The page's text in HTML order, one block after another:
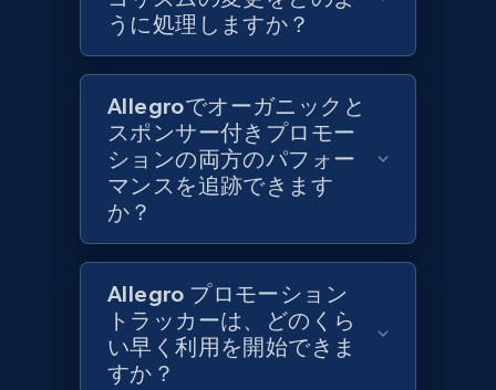
Best Buy products
URL, Product id, Title, Images, Final price,
Currency, Discount, Initial price, and more.
1.1K+ 149+ 今すぐ始める
Best Buy products - Collect data on
products using specified keywords
URL, Product id, Title, Images, Final price,
Currency, Discount, Initial price, and more.
うに処理しますか？
Allegroでオーガニックと
スポンサー付きプロモー
ションの両方のパフォー
マンスを追跡できます
か？
Allegro プロモーション
トラッカーは、どのくら
い早く利用を開始できま
すか？